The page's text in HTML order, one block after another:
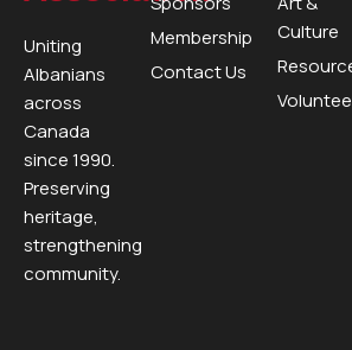
Uniting
Albanians
across
Canada
since 1990.
Preserving
heritage,
strengthening
community.
Membership
Contact Us
Culture